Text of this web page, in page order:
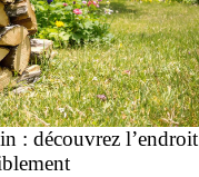
: découvrez l’endroit